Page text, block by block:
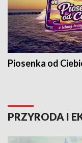
Piosenka od
PRZYRODA I